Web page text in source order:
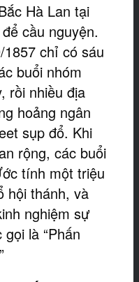
Hà Lan tại
cầu nguyện.
chỉ có sáu
buổi nhóm
rồi nhiều địa
hoảng ngân
sụp đổ. Khi
rộng, các buổi
tính một triệu
hội thánh, và
nghiệm sự
là “Phấn